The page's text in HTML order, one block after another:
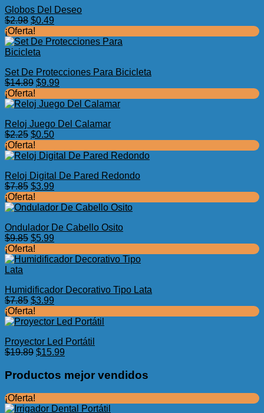
$5.89.$2.99.
Globos Del Deseo
$2.98 El
precio
original
era:
$0.49
actual
¡Oferta!
Set De Protecciones Para Bicicleta
$14.89 El
original
$14.89.
$9.99
actual
$9.99.
¡Oferta!
Reloj Juego Del Calamar
$2.25 El
precio
original
$2.25.
$0.50El
actual
$0.50.
¡Oferta!
Reloj Digital De Pared Redondo
$7.85 El
precio
original
$7.85.
$3.99
actual
$3.99.
¡Oferta!
Ondulador De Cabello Osito
$9.85 El
precio
original
$5.99
actual
¡Oferta!
Humidificador Decorativo Tipo Lata
$7.85 El
precio
original
$7.85.
$3.99
actual
$3.99.
¡Oferta!
Proyector Led Portátil
$19.89 El
original
$19.89.
$15.99
actual
$15.99.
Productos mejor vendidos
¡Oferta!